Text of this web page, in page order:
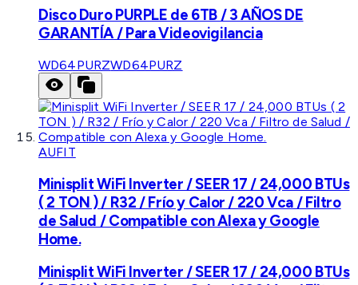
Disco Duro PURPLE de 6TB / 3 AÑOS DE
GARANTÍA / Para Videovigilancia
WD64PURZWD64PURZ
AUFIT
Minisplit WiFi Inverter / SEER 17 / 24,000 BTUs
( 2 TON ) / R32 / Frío y Calor / 220 Vca / Filtro
de Salud / Compatible con Alexa y Google
Home.
Minisplit WiFi Inverter / SEER 17 / 24,000 BTUs